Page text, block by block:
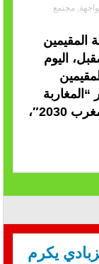
,مجتمع
المقيمين
اليوم
المقيمون بالخارج في خدمة أوراش المغرب 2030″،
يكرم